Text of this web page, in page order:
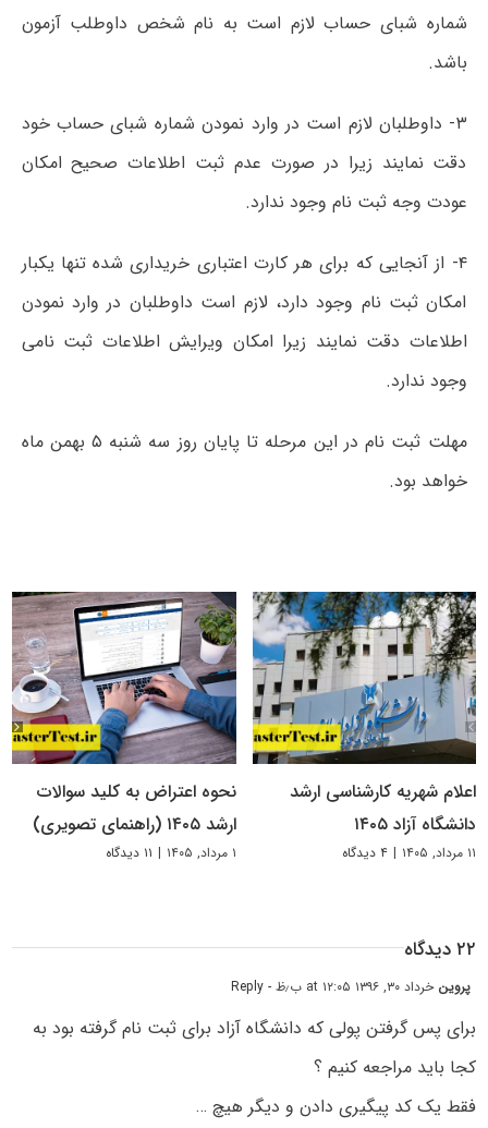
شماره شبای حساب لازم است به نام شخص داوطلب آزمون
باشد.
۳- داوطلبان لازم است در وارد نمودن شماره شبای حساب خود
دقت نمایند زیرا در صورت عدم ثبت اطلاعات صحیح امکان
عودت وجه ثبت نام وجود ندارد.
۴- از آنجایی که برای هر کارت اعتباری خریداری شده تنها یکبار
امکان ثبت نام وجود دارد، لازم است داوطلبان در وارد نمودن
اطلاعات دقت نمایند زیرا امکان ویرایش اطلاعات ثبت نامی
وجود ندارد.
مهلت ثبت نام در این مرحله تا پایان روز سه شنبه ۵ بهمن ماه
خواهد بود.
اعلام شهریه کارشناسی ارشد
دانشگاه آزاد ۱۴۰۵
۱۱ مرداد, ۱۴۰۵ | ۴ دیدگاه
نحوه اعتراض به کلید سوالات
ارشد ۱۴۰۵ (راهنمای تصویری)
۱ مرداد, ۱۴۰۵ | ۱۱ دیدگاه
۲۲ دیدگاه
پروین خرداد ۳۰, ۱۳۹۶ at ۱۲:۰۵ ب٫ظ - Reply
برای پس گرفتن پولی که دانشگاه آزاد برای ثبت نام گرفته بود به
کجا باید مراجعه کنیم ؟
فقط یک کد پیگیری دادن و دیگر هیچ …